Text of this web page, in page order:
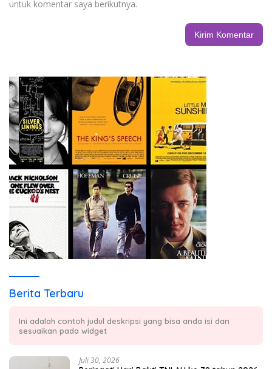
untuk komentar saya berikutnya.
Berita Terbaru
Ini adalah contoh judul deskripsi yang bisa anda isi dan
sesuaikan pada widget
Juli 30, 2026